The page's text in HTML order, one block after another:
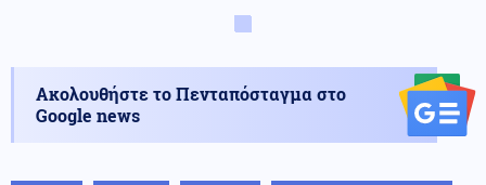
Ακολουθήστε το Πενταπόσταγμα στο
Google news